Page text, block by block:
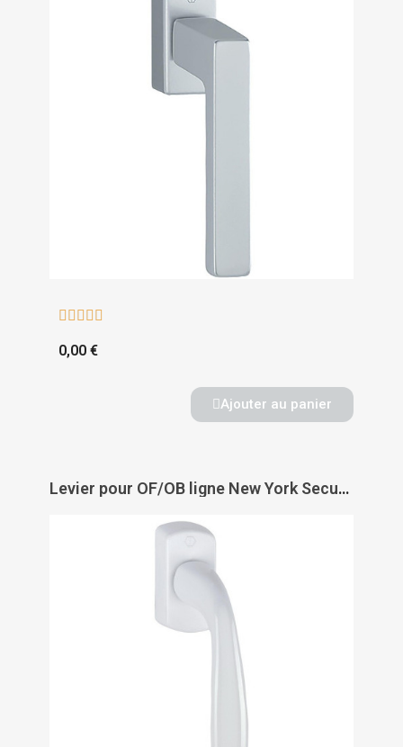
    
0,00 €
Ajouter au panier
Levier pour OF/OB ligne New York Secustik avec carré de 7 mm à saillie variable - HOPPE